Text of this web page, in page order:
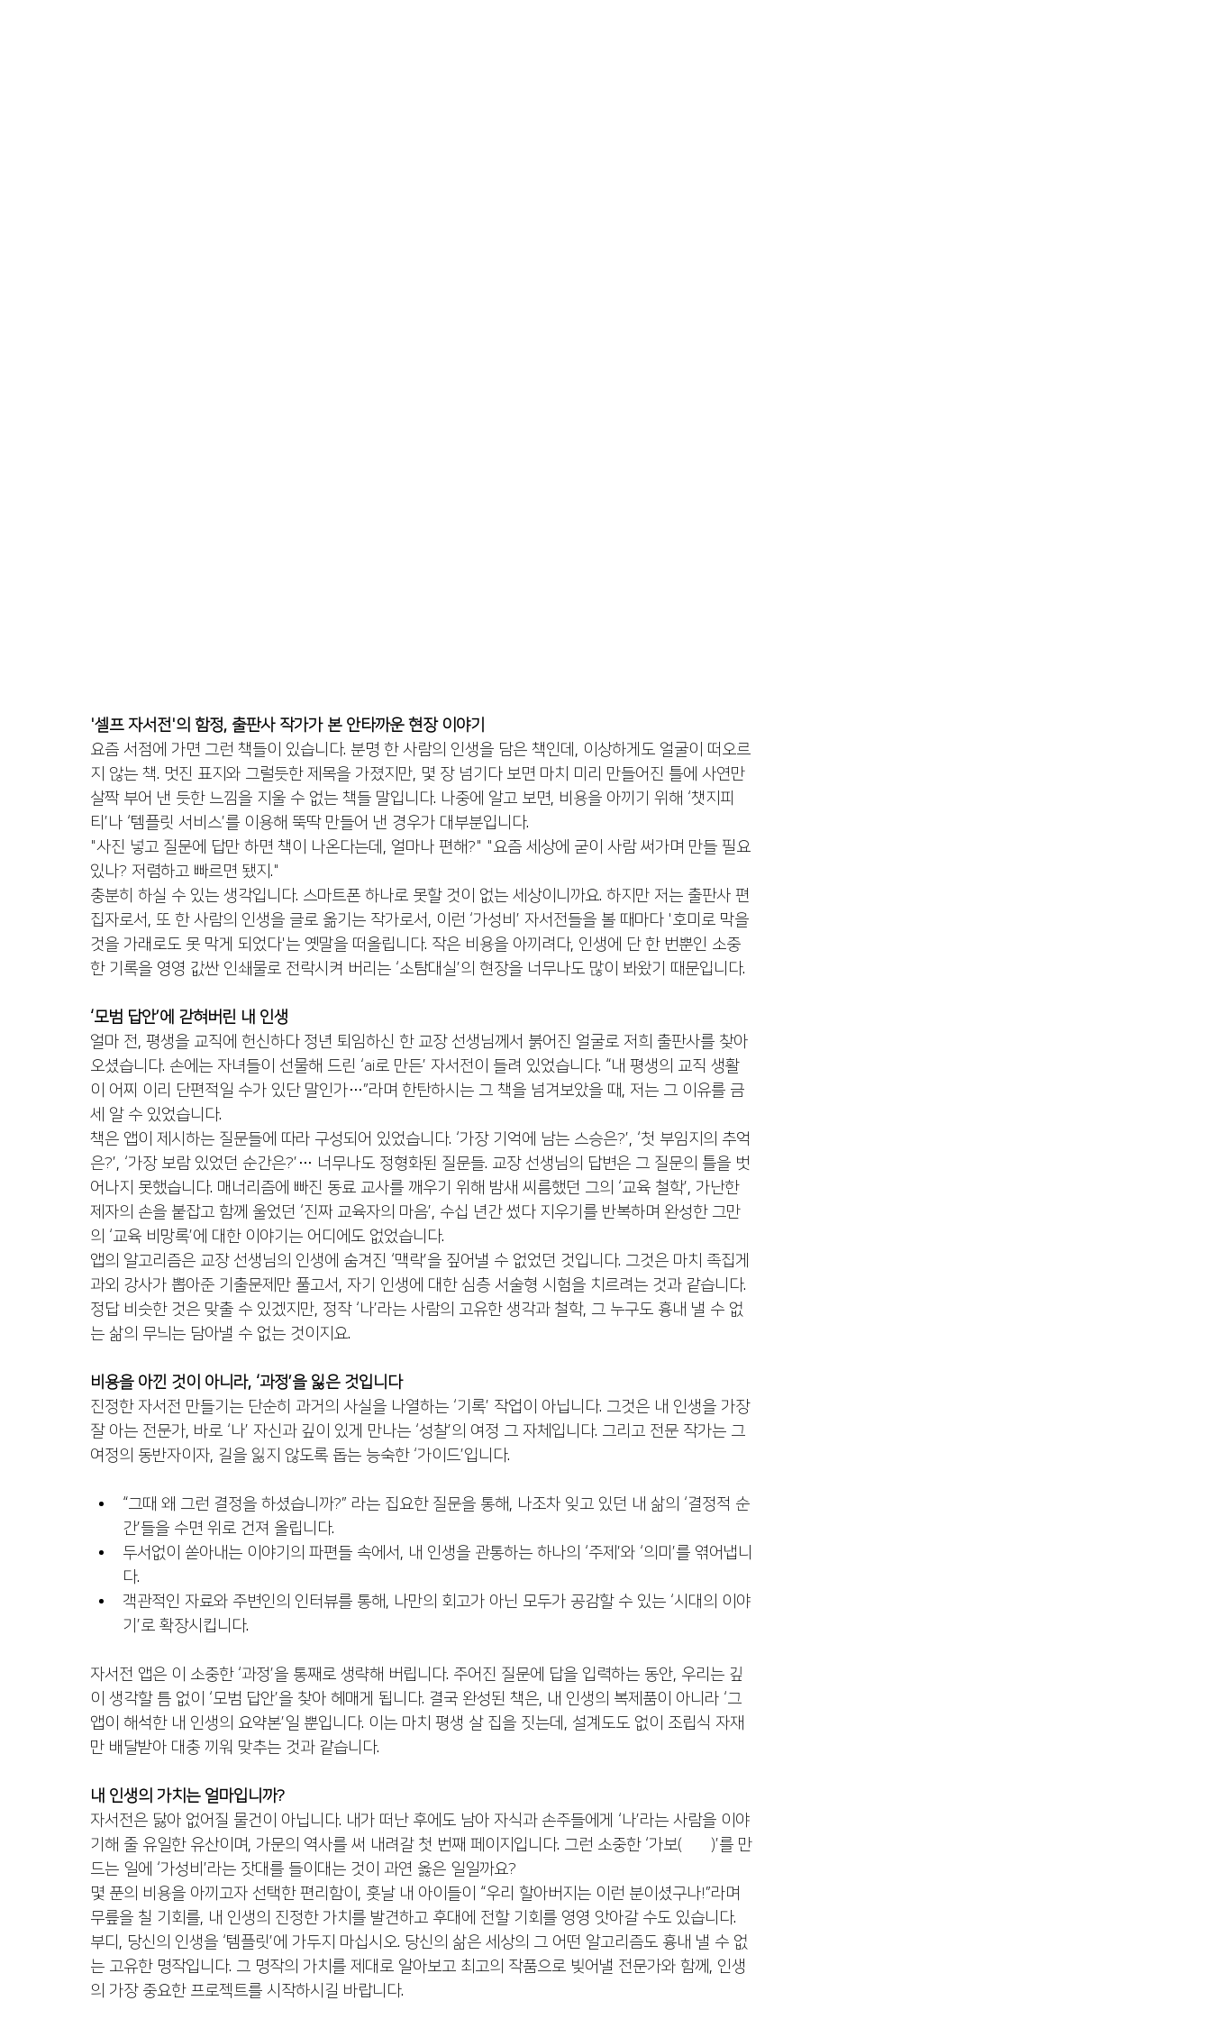
'셀프 자서전'의 함정, 출판사 작가가 본 안타까운 현장 이야기
요즘 서점에 가면 그런 책들이 있습니다. 분명 한 사람의 인생을 담은 책인데, 이상하게도 얼굴이 떠오르
지 않는 책. 멋진 표지와 그럴듯한 제목을 가졌지만, 몇 장 넘기다 보면 마치 미리 만들어진 틀에 사연만
살짝 부어 낸 듯한 느낌을 지울 수 없는 책들 말입니다. 나중에 알고 보면, 비용을 아끼기 위해 ‘챗지피
티’나 ‘템플릿 서비스’를 이용해 뚝딱 만들어 낸 경우가 대부분입니다.
"사진 넣고 질문에 답만 하면 책이 나온다는데, 얼마나 편해?" "요즘 세상에 굳이 사람 써가며 만들 필요
있나? 저렴하고 빠르면 됐지."
충분히 하실 수 있는 생각입니다. 스마트폰 하나로 못할 것이 없는 세상이니까요. 하지만 저는 출판사 편
집자로서, 또 한 사람의 인생을 글로 옮기는 작가로서, 이런 ‘가성비’ 자서전들을 볼 때마다 '호미로 막을
것을 가래로도 못 막게 되었다'는 옛말을 떠올립니다. 작은 비용을 아끼려다, 인생에 단 한 번뿐인 소중
한 기록을 영영 값싼 인쇄물로 전락시켜 버리는 ‘소탐대실’의 현장을 너무나도 많이 봐왔기 때문입니다.
‘모범 답안’에 갇혀버린 내 인생
얼마 전, 평생을 교직에 헌신하다 정년 퇴임하신 한 교장 선생님께서 붉어진 얼굴로 저희 출판사를 찾아
오셨습니다. 손에는 자녀들이 선물해 드린 ‘ai로 만든’ 자서전이 들려 있었습니다. “내 평생의 교직 생활
이 어찌 이리 단편적일 수가 있단 말인가…”라며 한탄하시는 그 책을 넘겨보았을 때, 저는 그 이유를 금
세 알 수 있었습니다.
책은 앱이 제시하는 질문들에 따라 구성되어 있었습니다. ‘가장 기억에 남는 스승은?’, ‘첫 부임지의 추억
은?’, ‘가장 보람 있었던 순간은?’… 너무나도 정형화된 질문들. 교장 선생님의 답변은 그 질문의 틀을 벗
어나지 못했습니다. 매너리즘에 빠진 동료 교사를 깨우기 위해 밤새 씨름했던 그의 ‘교육 철학’, 가난한
제자의 손을 붙잡고 함께 울었던 ‘진짜 교육자의 마음’, 수십 년간 썼다 지우기를 반복하며 완성한 그만
의 ‘교육 비망록’에 대한 이야기는 어디에도 없었습니다.
앱의 알고리즘은 교장 선생님의 인생에 숨겨진 ‘맥락’을 짚어낼 수 없었던 것입니다. 그것은 마치 족집게
과외 강사가 뽑아준 기출문제만 풀고서, 자기 인생에 대한 심층 서술형 시험을 치르려는 것과 같습니다.
정답 비슷한 것은 맞출 수 있겠지만, 정작 ‘나’라는 사람의 고유한 생각과 철학, 그 누구도 흉내 낼 수 없
는 삶의 무늬는 담아낼 수 없는 것이지요.
비용을 아낀 것이 아니라, ‘과정’을 잃은 것입니다
진정한 자서전 만들기는 단순히 과거의 사실을 나열하는 ‘기록’ 작업이 아닙니다. 그것은 내 인생을 가장
잘 아는 전문가, 바로 ‘나’ 자신과 깊이 있게 만나는 ‘성찰’의 여정 그 자체입니다. 그리고 전문 작가는 그
여정의 동반자이자, 길을 잃지 않도록 돕는 능숙한 ‘가이드’입니다.
“그때 왜 그런 결정을 하셨습니까?” 라는 집요한 질문을 통해, 나조차 잊고 있던 내 삶의 ‘결정적 순
간’들을 수면 위로 건져 올립니다.
두서없이 쏟아내는 이야기의 파편들 속에서, 내 인생을 관통하는 하나의 ‘주제’와 ‘의미’를 엮어냅니
다.
객관적인 자료와 주변인의 인터뷰를 통해, 나만의 회고가 아닌 모두가 공감할 수 있는 ‘시대의 이야
기’로 확장시킵니다.
자서전 앱은 이 소중한 ‘과정’을 통째로 생략해 버립니다. 주어진 질문에 답을 입력하는 동안, 우리는 깊
이 생각할 틈 없이 ‘모범 답안’을 찾아 헤매게 됩니다. 결국 완성된 책은, 내 인생의 복제품이 아니라 ‘그
앱이 해석한 내 인생의 요약본’일 뿐입니다. 이는 마치 평생 살 집을 짓는데, 설계도도 없이 조립식 자재
만 배달받아 대충 끼워 맞추는 것과 같습니다.
내 인생의 가치는 얼마입니까?
자서전은 닳아 없어질 물건이 아닙니다. 내가 떠난 후에도 남아 자식과 손주들에게 ‘나’라는 사람을 이야
기해 줄 유일한 유산이며, 가문의 역사를 써 내려갈 첫 번째 페이지입니다. 그런 소중한 ‘가보(家寶)’를 만
드는 일에 ‘가성비’라는 잣대를 들이대는 것이 과연 옳은 일일까요?
몇 푼의 비용을 아끼고자 선택한 편리함이, 훗날 내 아이들이 “우리 할아버지는 이런 분이셨구나!”라며
무릎을 칠 기회를, 내 인생의 진정한 가치를 발견하고 후대에 전할 기회를 영영 앗아갈 수도 있습니다.
부디, 당신의 인생을 ‘템플릿’에 가두지 마십시오. 당신의 삶은 세상의 그 어떤 알고리즘도 흉내 낼 수 없
는 고유한 명작입니다. 그 명작의 가치를 제대로 알아보고 최고의 작품으로 빚어낼 전문가와 함께, 인생
의 가장 중요한 프로젝트를 시작하시길 바랍니다.